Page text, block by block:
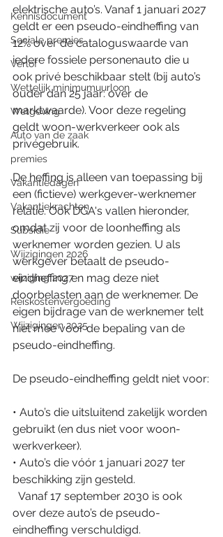
Kennisdocument
Sociale premies
Verlof
Wettelijk minimumuurloon
Wetgeving
Auto van de zaak
premies
Vakantiedagen
Vakantiekrachten
Subsidie
Wijzigingen 2026
wijziging 2027
Reiskostenvergoeding
Wijzigingen 2025
elektrische auto’s. Vanaf 1 januari 2027
geldt er een pseudo-eindheffing van
12% over de cataloguswaarde van
iedere fossiele personenauto die u
ook privé beschikbaar stelt (bij auto’s
ouder dan 25 jaar: over de
marktwaarde). Voor deze regeling
geldt woon-werkverkeer ook als
privégebruik.
De heffing is alleen van toepassing bij
een (fictieve) werkgever-werknemer
relatie. Ook DGA's vallen hieronder,
omdat zij voor de loonheffing als
werknemer worden gezien. U als
werkgever betaalt de pseudo-
eindheffing en mag deze niet
doorbelasten aan de werknemer. De
eigen bijdrage van de werknemer telt
niet mee voor de bepaling van de
pseudo-eindheffing.
De pseudo-eindheffing geldt niet voor:
• Auto’s die uitsluitend zakelijk worden
gebruikt (en dus niet voor woon-
werkverkeer).
• Auto’s die vóór 1 januari 2027 ter
beschikking zijn gesteld.
over deze auto’s de pseudo-
eindheffing verschuldigd.